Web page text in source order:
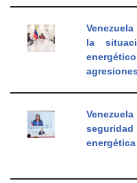
la
energética